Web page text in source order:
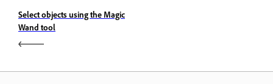
Select objects using the Magic
Wand tool